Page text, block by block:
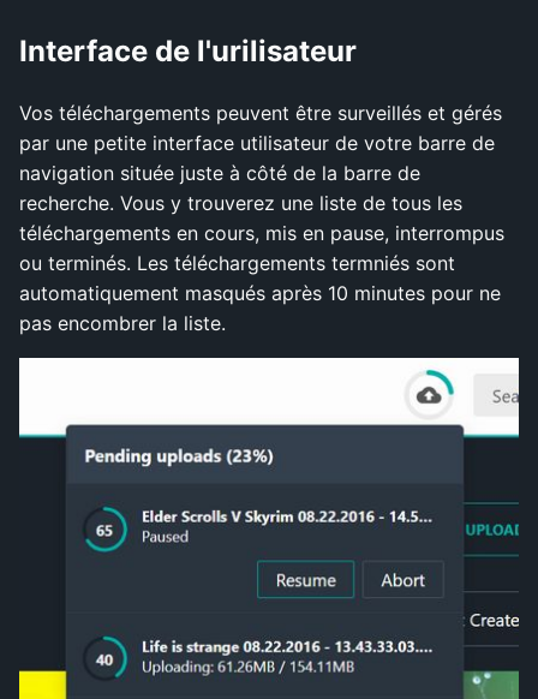
Interface de l'urilisateur
Vos téléchargements peuvent être surveillés et gérés
par une petite interface utilisateur de votre barre de
navigation située juste à côté de la barre de
recherche. Vous y trouverez une liste de tous les
téléchargements en cours, mis en pause, interrompus
ou terminés. Les téléchargements termniés sont
automatiquement masqués après 10 minutes pour ne
pas encombrer la liste.